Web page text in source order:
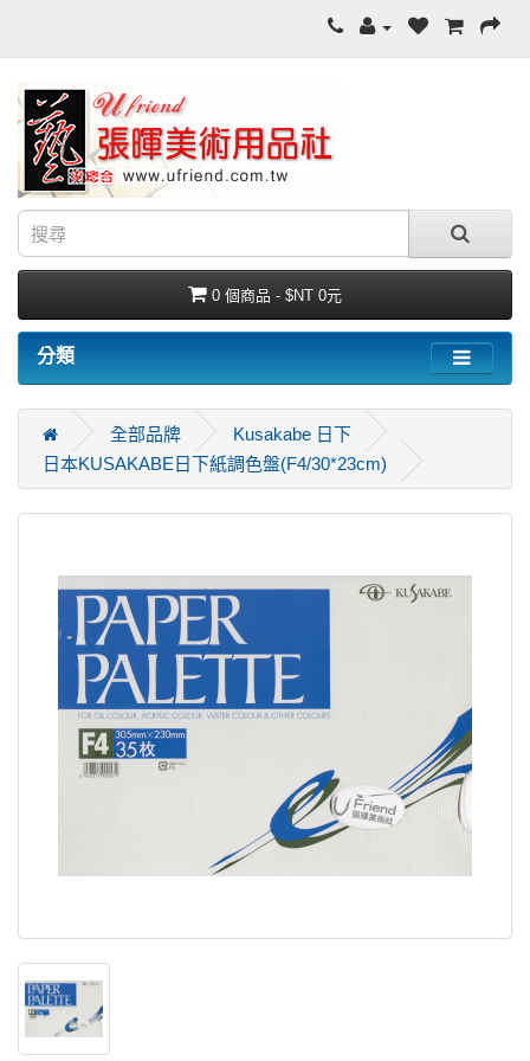
0 個商品 - $NT 0元
分類
全部品牌
Kusakabe 日下
日本KUSAKABE日下紙調色盤(F4/30*23cm)